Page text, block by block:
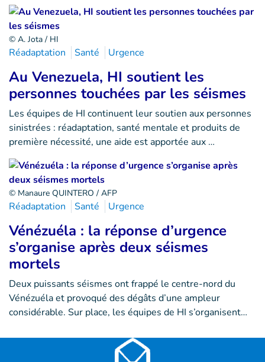
© A. Jota / HI
Réadaptation Santé Urgence
Au Venezuela, HI soutient les
personnes touchées par les séismes
Les équipes de HI continuent leur soutien aux personnes
sinistrées : réadaptation, santé mentale et produits de
première nécessité, une aide est apportée aux …
© Manaure QUINTERO / AFP
Réadaptation Santé Urgence
Vénézuéla : la réponse d’urgence
s’organise après deux séismes
mortels
Deux puissants séismes ont frappé le centre-nord du
Vénézuéla et provoqué des dégâts d’une ampleur
considérable. Sur place, les équipes de HI s’organisent…